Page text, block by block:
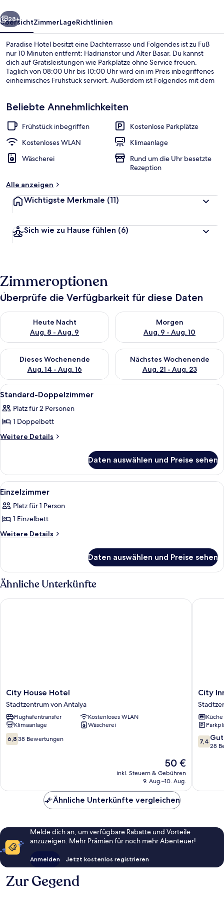
Tägliches inbegriffenes
Weiter
28+
ÜbersichtZimmerLageRichtlinien
Paradise Hotel besitzt eine Dachterrasse und Folgendes ist zu Fuß
nur 10 Minuten entfernt: Hadrianstor und Alter Basar. Du kannst
dich auf Gratisleistungen wie Parkplätze ohne Service freuen.
Täglich von 08:00 Uhr bis 10:00 Uhr wird ein im Preis inbegriffenes
einheimisches Frühstück serviert. Außerdem ist Folgendes mit dem
Beliebte Annehmlichkeiten
Frühstück inbegriffen
Kostenlose Parkplätze
Kostenloses WLAN
Klimaanlage
Wäscherei
Rund um die Uhr besetzte
Rezeption
Alle anzeigen
Wichtigste Merkmale (11)
Sich wie zu Hause fühlen (6)
Zimmeroptionen
Überprüfe die Verfügbarkeit für diese Daten
Heute Nacht
Aug. 8 - Aug. 9
Überprüfe die Verfügbarkeit für heute Nacht, Aug. 8 - Aug. 9.
Morgen
Aug. 9 - Aug. 10
Überprüfe die Verfügbarkeit
Dieses Wochenende
Aug. 14 - Aug. 16
Überprüfe die Verfügbarkeit für dieses Wochenende, Aug. 14
Nächstes Wochenende
Aug. 21 - Aug. 23
Überprüfe die Verfügbarkeit
Alle
Fotos
für
Standard-
Doppelzimmer
Ein ordentlich bezogenes Bett mit
8
Standard-Doppelzimmer
Platz für 2 Personen
1 Doppelbett
Weitere Details
Weitere
Doppelzimmer
Daten auswählen und Preise sehen
Alle
Fotos
für
Einzelzimmer
anzeigen
Ein ordentlich bezogenes Bett mit
4
Einzelzimmer
Platz für 1 Person
1 Einzelbett
Weitere Details
Weitere
Daten auswählen und Preise sehen
Ähnliche Unterkünfte
City
House
Hotel
Stadtzentrum
von
Antalya
City House Hotel
Stadtzentrum von Antalya
Flughafentransfer
Kostenloses WLAN
Klimaanlage
Wäscherei
6.8
von
6,8 38 Bewertungen
Der
Preis
beträgt
50 €
inkl. Steuern & Gebühren
9. Aug.–10. Aug.
City House Hotel
City
Inn
Family
Apart
von
Antalya
City
Küche
7.4
von
7,4 Gut
28
City Inn
Ähnliche Unterkünfte vergleichen
Melde dich an, um verfügbare Rabatte und Vorteile
anzuzeigen. Mehr Prämien für noch mehr Abenteuer!
Anmelden Jetzt kostenlos registrieren
Zur Gegend